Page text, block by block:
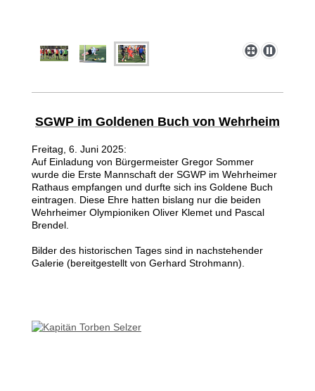
SGWP im Goldenen Buch von Wehrheim
Freitag, 6. Juni 2025:
Auf Einladung von Bürgermeister Gregor Sommer
wurde die Erste Mannschaft der SGWP im Wehrheimer
Rathaus empfangen und durfte sich ins Goldene Buch
eintragen. Diese Ehre hatten bislang nur die beiden
Wehrheimer Olympioniken Oliver Klemet und Pascal
Brendel.
Bilder des historischen Tages sind in nachstehender
Galerie (bereitgestellt von Gerhard Strohmann).